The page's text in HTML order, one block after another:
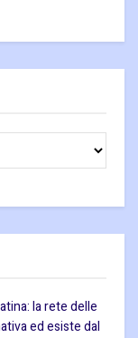
la rete delle
ed esiste dal